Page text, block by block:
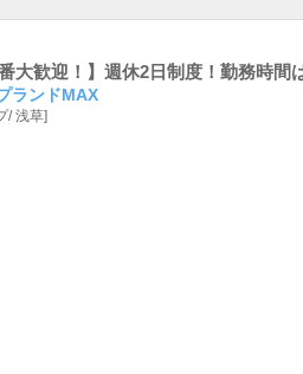
番大歓迎！】週休2日制度！勤務時
ランドMAX
/浅草]